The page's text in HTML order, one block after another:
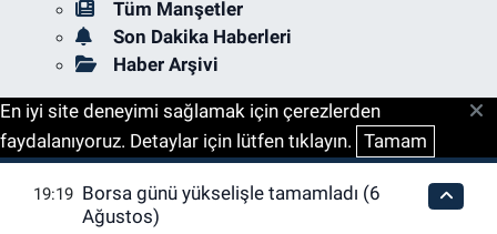
Tüm Manşetler
Son Dakika Haberleri
Haber Arşivi
En iyi site deneyimi sağlamak için çerezlerden
faydalanıyoruz. Detaylar için lütfen tıklayın. Tamam
19:19 Borsa günü yükselişle tamamladı (6
Ağustos)